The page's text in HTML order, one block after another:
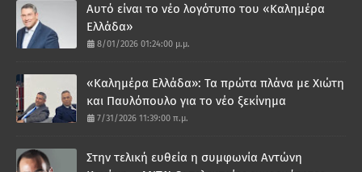
Αυτό είναι το νέο λογότυπο του «Καλημέρα
Ελλάδα»
8/01/2026 01:24:00 μ.μ.
«Καλημέρα Ελλάδα»: Τα πρώτα πλάνα με Χιώτη
και Παυλόπουλο για το νέο ξεκίνημα
7/31/2026 11:39:00 π.μ.
Στην τελική ευθεία η συμφωνία Αντώνη